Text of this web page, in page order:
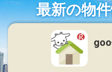
最新の物